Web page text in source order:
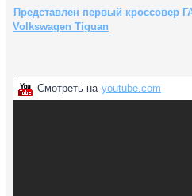
Представлен первый кроссовер
Volkswagen Tiguan
Смотреть на youtube.com